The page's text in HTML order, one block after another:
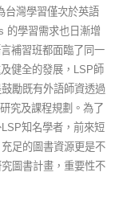
台灣學習僅次於英語
的學習需求也日漸增
補習班都面臨了同一
健全的發展，LSP師
勵既有外語師資透過
究及課程規劃。為了
知名學者，前來短
足的圖書資源更是不
圖書計畫，重要性不